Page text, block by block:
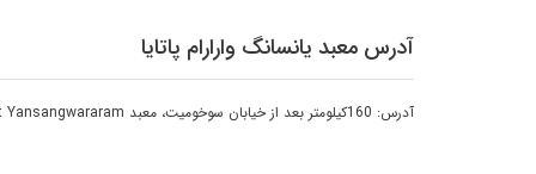
آدرس معبد یانسانگ وارارام پاتایا
آدرس: 160کیلومتر بعد از خیابان سوخومیت، معبد Wat Yansangwararam